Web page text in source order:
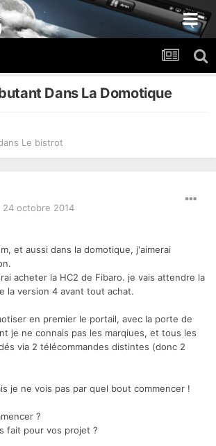
Dans La Domotique
Le bistrot
24 octobre 2014
et aussi dans la domotique, j'aimerai
acheter la HC2 de Fibaro. je vais attendre la
la version 4 avant tout achat.
en premier le portail, avec la porte de
je ne connais pas les marqiues, et tous les
via 2 télécommandes distintes (donc 2
je ne vois pas par quel bout commencer !
?
fait pour vos projet ?